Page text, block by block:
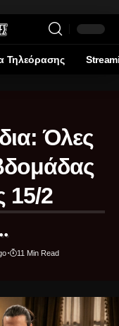
Τηλεόρασης
Όλες
15/2
11 Min Read